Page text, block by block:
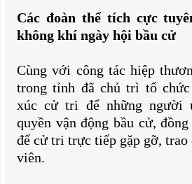
Các đoàn thể tích cực
không khí ngày hội bầu cử
Cùng với công tác hiệp
trong tỉnh đã chủ trì tổ
xúc cử tri để những người
quyền vận động bầu cử,
để cử tri trực tiếp gặp gỡ,
viên.